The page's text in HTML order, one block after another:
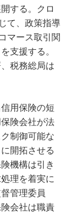
する。クロ
て、政策指導
マース取引関
支援する。
税務総局は
用保険の短
険会社が法
制御可能な
開拓させる
機構は引き
理を着実に
管理委員
会社は職責